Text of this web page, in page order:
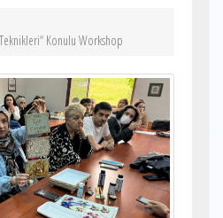
Teknikleri“ Konulu Workshop